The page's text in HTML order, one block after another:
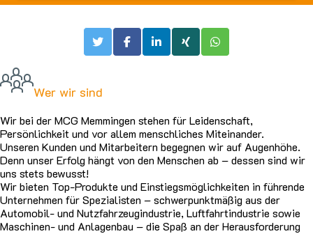
Wer wir sind
Wir bei der MCG Memmingen stehen für Leidenschaft,
Persönlichkeit und vor allem menschliches Miteinander.
Unseren Kunden und Mitarbeitern begegnen wir auf Augenhöhe.
Denn unser Erfolg hängt von den Menschen ab – dessen sind wir
uns stets bewusst!
Wir bieten Top-Produkte und Einstiegsmöglichkeiten in führende
Unternehmen für Spezialisten – schwerpunktmäßig aus der
Automobil- und Nutzfahrzeugindustrie, Luftfahrtindustrie sowie
Maschinen- und Anlagenbau – die Spaß an der Herausforderung